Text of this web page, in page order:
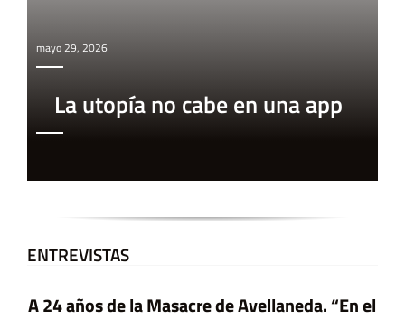
mayo 29, 2026
La utopía no cabe en una app
ENTREVISTAS
A 24 años de la Masacre de Avellaneda. “En el